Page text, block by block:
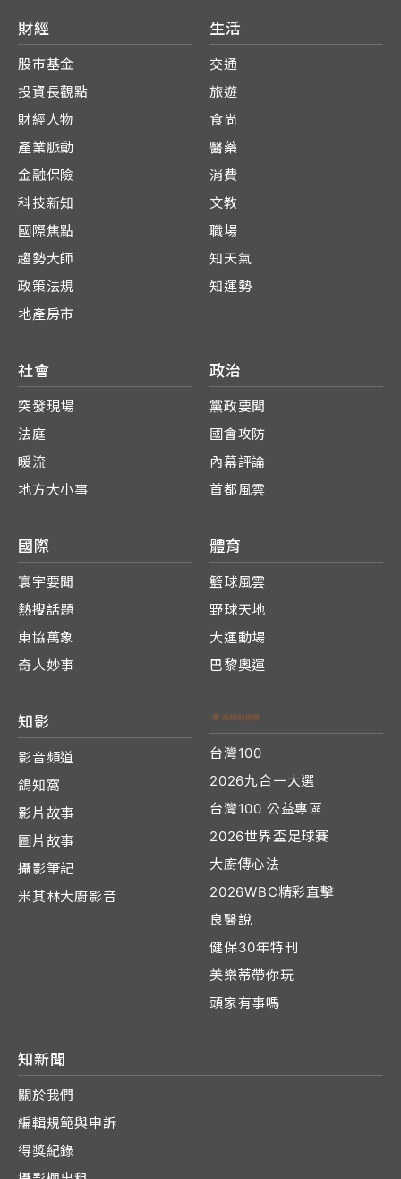
財經
股市基金
投資長觀點
財經人物
產業脈動
金融保險
科技新知
國際焦點
趨勢大師
政策法規
地產房市
生活
交通
旅遊
食尚
醫藥
消費
文教
職場
知天氣
知運勢
社會
突發現場
法庭
暖流
地方大小事
政治
黨政要聞
國會攻防
內幕評論
首都風雲
國際
寰宇要聞
熱搜話題
東協萬象
奇人妙事
體育
籃球風雲
野球天地
大運動場
巴黎奧運
知影
影音頻道
鴿知窩
影片故事
圖片故事
攝影筆記
米其林大廚影音
台灣100
2026九合一大選
台灣100 公益專區
2026世界盃足球賽
大廚傳心法
2026WBC精彩直擊
良醫說
健保30年特刊
美樂蒂帶你玩
頭家有事嗎
知新聞
關於我們
編輯規範與申訴
得獎紀錄